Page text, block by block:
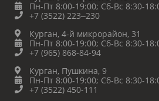
Пн-Пт 8:00-19:00; Сб-Вс 8:30-
+7 (3522) 223‒230
Курган, 4-й микрорайон, 31
Пн-Пт 8:00-19:00; Сб-Вс 8:30-
+7 (965) 868-84-94
Курган, Пушкина, 9
Пн-Пт 8:00-19:00; Сб-Вс 8:30-
+7 (3522) 450-111